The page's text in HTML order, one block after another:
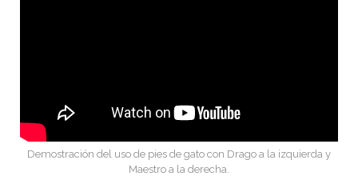
Demostración del uso de pies de gato con Drago a la izquierda y
Maestro a la derecha.